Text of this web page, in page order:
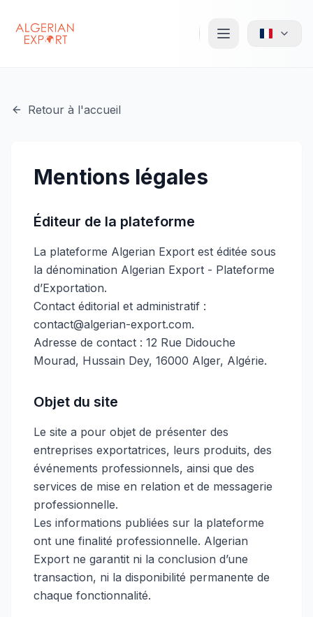
Retour à l'accueil
Mentions légales
Éditeur de la plateforme
La plateforme Algerian Export est éditée sous
la dénomination Algerian Export - Plateforme
d’Exportation.
Contact éditorial et administratif :
contact@algerian-export.com.
Adresse de contact : 12 Rue Didouche
Mourad, Hussain Dey, 16000 Alger, Algérie.
Objet du site
Le site a pour objet de présenter des
entreprises exportatrices, leurs produits, des
événements professionnels, ainsi que des
services de mise en relation et de messagerie
professionnelle.
Les informations publiées sur la plateforme
ont une finalité professionnelle. Algerian
Export ne garantit ni la conclusion d’une
transaction, ni la disponibilité permanente de
chaque fonctionnalité.